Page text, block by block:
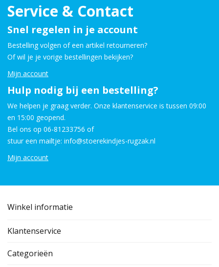
Service & Contact
Snel regelen in je account
Bestelling volgen of een artikel retourneren?
Of wil je je vorige bestellingen bekijken?
Mijn account
Hulp nodig bij een bestelling?
We helpen je graag verder. Onze klantenservice is tussen 09:00
en 15:00 geopend.
Bel ons op 06-81233756 of
stuur een mailtje: info@stoerekindjes-rugzak.nl
Mijn account
Winkel informatie
Klantenservice
Categorieën